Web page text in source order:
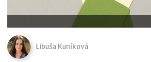
Libuša Kuníková